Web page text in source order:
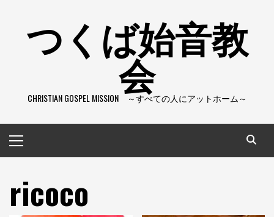
つくば始音教
会
CHRISTIAN GOSPEL MISSION ～すべての人にアットホーム～
イ
ン
ニ
ュ
ricoco